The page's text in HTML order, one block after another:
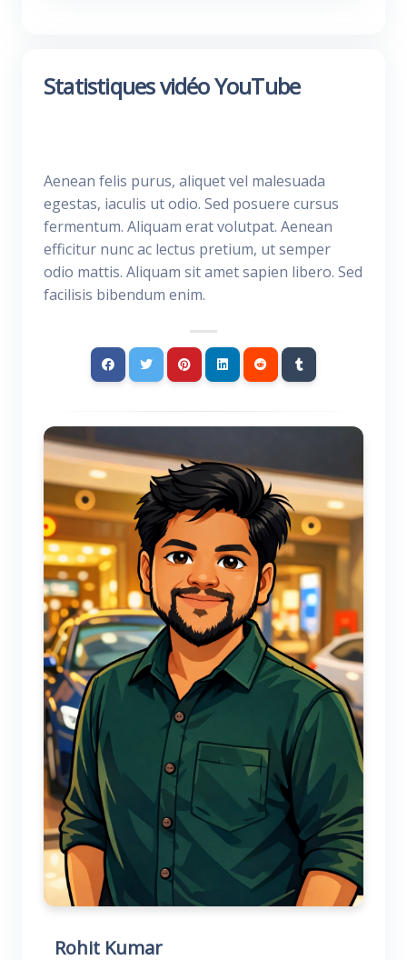
Statistiques vidéo YouTube
Aenean felis purus, aliquet vel malesuada
egestas, iaculis ut odio. Sed posuere cursus
fermentum. Aliquam erat volutpat. Aenean
efficitur nunc ac lectus pretium, ut semper
odio mattis. Aliquam sit amet sapien libero. Sed
facilisis bibendum enim.
Rohit Kumar